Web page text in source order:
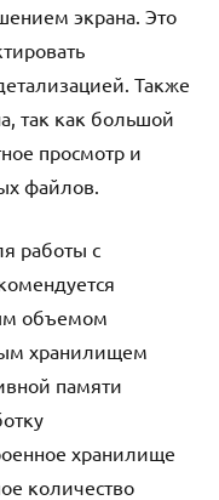
экрана. Это
Также
так как большой
просмотр и
файлов.
работы с
объемом
хранилищем
памяти
хранилище
количество